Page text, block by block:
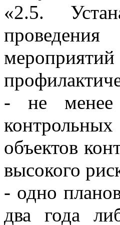
«2.5.
мероприятий
- не менее
объектов
высокого
- одно
два года